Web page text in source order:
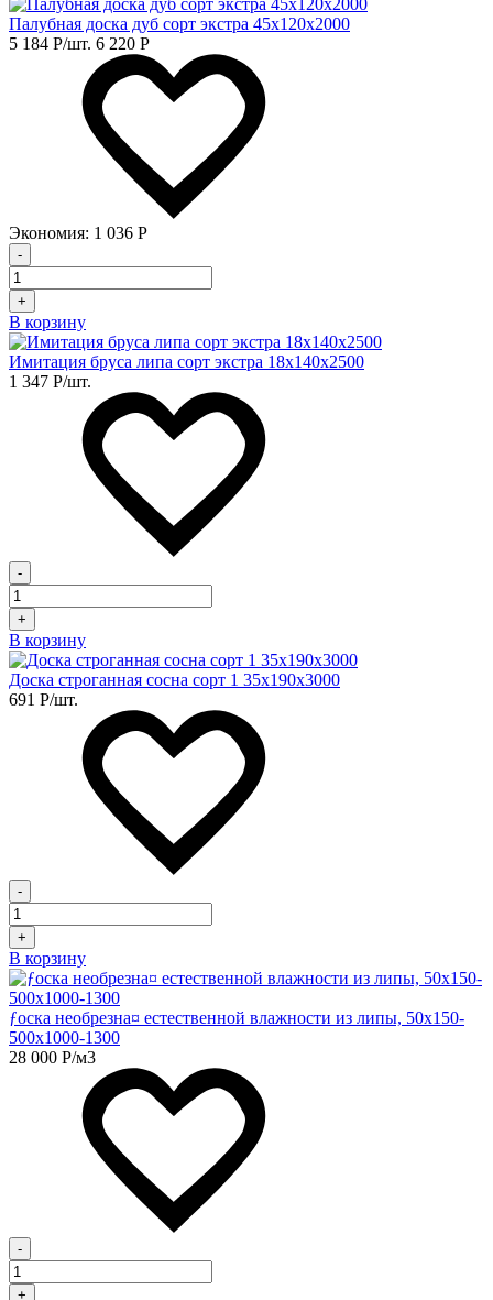
Палубная доска дуб сорт экстра 45х120х2000
5 184 Р/шт. 6 220 Р
Экономия: 1 036 Р
-
+
В корзину
Имитация бруса липа сорт экстра 18х140х2500
1 347 Р/шт.
-
+
В корзину
Доска строганная сосна сорт 1 35х190х3000
691 Р/шт.
-
+
В корзину
ƒоска необрезна¤ естественной влажности из липы, 50х150-
500х1000-1300
28 000 Р/м3
-
+